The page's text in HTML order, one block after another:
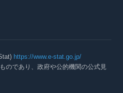
https://www.e-stat.go.jp/
のであり、政府や公的機関の公式見